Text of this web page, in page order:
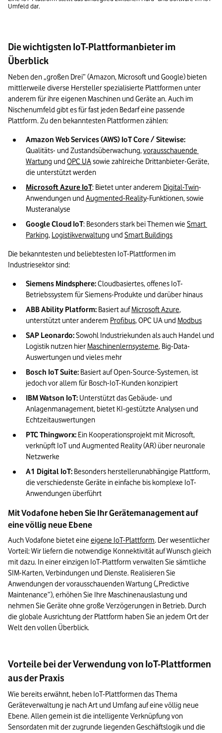
Umfeld dar.
Die wichtigsten IoT-Plattformanbieter im
Überblick
Neben den „großen Drei” (Amazon, Microsoft und Google) bieten
mittlerweile diverse Hersteller spezialisierte Plattformen unter
anderem für ihre eigenen Maschinen und Geräte an. Auch im
Nischenumfeld gibt es für fast jeden Bedarf eine passende
Plattform. Zu den bekanntesten Plattformen zählen:
Amazon Web Services (AWS) IoT Core / Sitewise:
Qualitäts- und Zustandsüberwachung, vorausschauende
Wartung und OPC UA sowie zahlreiche Drittanbieter-Geräte,
die unterstützt werden
Microsoft Azure IoT: Bietet unter anderem Digital-Twin-
Anwendungen und Augmented-Reality-Funktionen, sowie
Musteranalyse
Google Cloud IoT: Besonders stark bei Themen wie Smart
Parking, Logistikverwaltung und Smart Buildings
Die bekanntesten und beliebtesten IoT-Plattformen im
Industriesektor sind:
Siemens Mindsphere: Cloudbasiertes, offenes IoT-
Betriebssystem für Siemens-Produkte und darüber hinaus
ABB Ability Platform: Basiert auf Microsoft Azure,
unterstützt unter anderem Profibus, OPC UA und Modbus
SAP Leonardo: Sowohl Industriekunden als auch Handel und
Logistik nutzen hier Maschinenlernsysteme, Big-Data-
Auswertungen und vieles mehr
Bosch IoT Suite: Basiert auf Open-Source-Systemen, ist
jedoch vor allem für Bosch-IoT-Kunden konzipiert
IBM Watson IoT: Unterstützt das Gebäude- und
Anlagenmanagement, bietet KI-gestützte Analysen und
Echtzeitauswertungen
PTC Thingworx: Ein Kooperationsprojekt mit Microsoft,
verknüpft IoT und Augmented Reality (AR) über neuronale
Netzwerke
A1 Digital IoT: Besonders herstellerunabhängige Plattform,
die verschiedenste Geräte in einfache bis komplexe IoT-
Anwendungen überführt
Mit Vodafone heben Sie Ihr Gerätemanagement auf
eine völlig neue Ebene
Auch Vodafone bietet eine eigene IoT-Plattform. Der wesentlicher
Vorteil: Wir liefern die notwendige Konnektivität auf Wunsch gleich
mit dazu. In einer einzigen IoT-Plattform verwalten Sie sämtliche
SIM-Karten, Verbindungen und Dienste. Realisieren Sie
Anwendungen der vorausschauenden Wartung („Predictive
Maintenance”), erhöhen Sie Ihre Maschinenauslastung und
nehmen Sie Geräte ohne große Verzögerungen in Betrieb. Durch
die globale Ausrichtung der Plattform haben Sie an jedem Ort der
Welt den vollen Überblick.
Vorteile bei der Verwendung von IoT-Plattformen
aus der Praxis
Wie bereits erwähnt, heben IoT-Plattformen das Thema
Geräteverwaltung je nach Art und Umfang auf eine völlig neue
Ebene. Allen gemein ist die intelligente Verknüpfung von
Sensordaten mit der zugrunde liegenden Geschäftslogik und die